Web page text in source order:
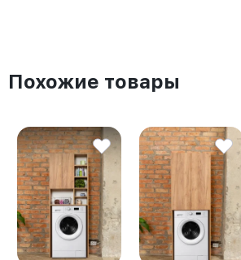
Похожие товары